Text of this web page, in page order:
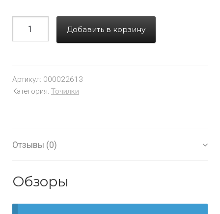
Добавить в корзину
Артикул: 000022613
Категория: Точилки
Отзывы (0)
Обзоры